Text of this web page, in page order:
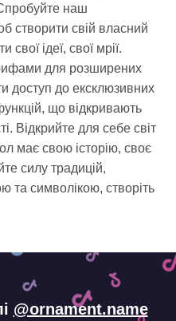
Спробуйте наш
створити свій власний
свої ідеї, свої мрії.
для розширених
доступ до ексклюзивних
що відкривають
Відкрийте для себе світ
має свою історію, своє
силу традицій,
та символікою, створіть
@ornament.name